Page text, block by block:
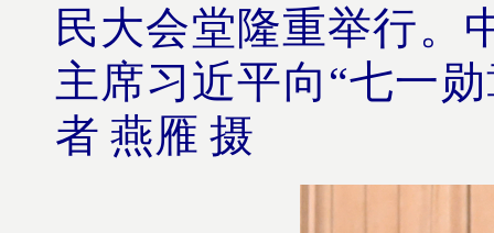
民大会堂隆重举行。
主席习近平向“七一
者 燕雁 摄